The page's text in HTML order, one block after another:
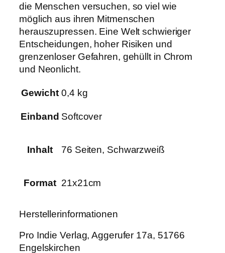
die Menschen versuchen, so viel wie
möglich aus ihren Mitmenschen
herauszupressen. Eine Welt schwieriger
Entscheidungen, hoher Risiken und
grenzenloser Gefahren, gehüllt in Chrom
und Neonlicht.
Gewicht 0,4 kg
Einband Softcover
Inhalt 76 Seiten, Schwarzweiß
Format 21x21cm
Herstellerinformationen
Pro Indie Verlag, Aggerufer 17a, 51766
Engelskirchen